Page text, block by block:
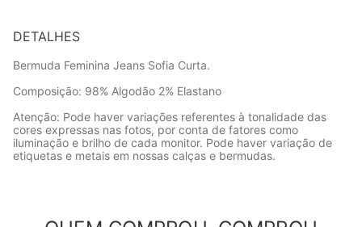
DETALHES
Bermuda Feminina Jeans Sofia Curta.
Composição: 98% Algodão 2% Elastano
Atenção: Pode haver variações referentes à tonalidade das
cores expressas nas fotos, por conta de fatores como
iluminação e brilho de cada monitor. Pode haver variação de
etiquetas e metais em nossas calças e bermudas.